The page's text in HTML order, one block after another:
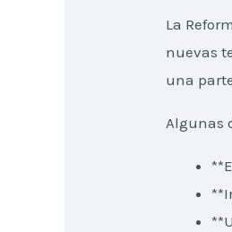
La
nuevas
una
Algunas